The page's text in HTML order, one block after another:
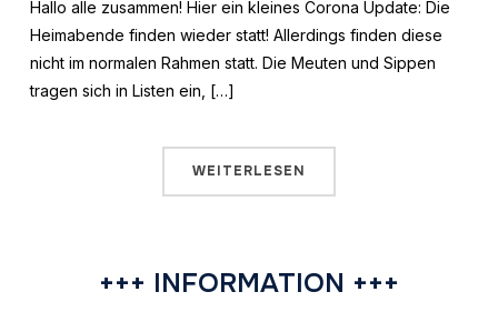
Hallo alle zusammen! Hier ein kleines Corona Update: Die
Heimabende finden wieder statt! Allerdings finden diese
nicht im normalen Rahmen statt. Die Meuten und Sippen
tragen sich in Listen ein, […]
WEITERLESEN
+++ INFORMATION +++